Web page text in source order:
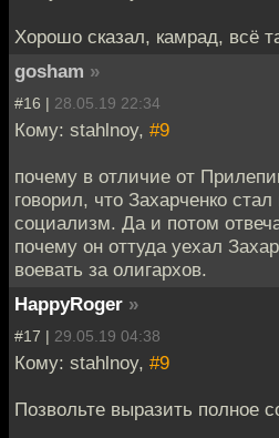
Хорошо сказал, камрад, всё
gosham »
#16 | 28.05.19 22:34
Кому: stahlnoy, #9
почему в отличие от
говорил, что Захарченко
социализм. Да и потом
почему он оттуда уехал
воевать за олигархов.
HappyRoger »
#17 | 29.05.19 04:38
Кому: stahlnoy, #9
Позвольте выразить полное